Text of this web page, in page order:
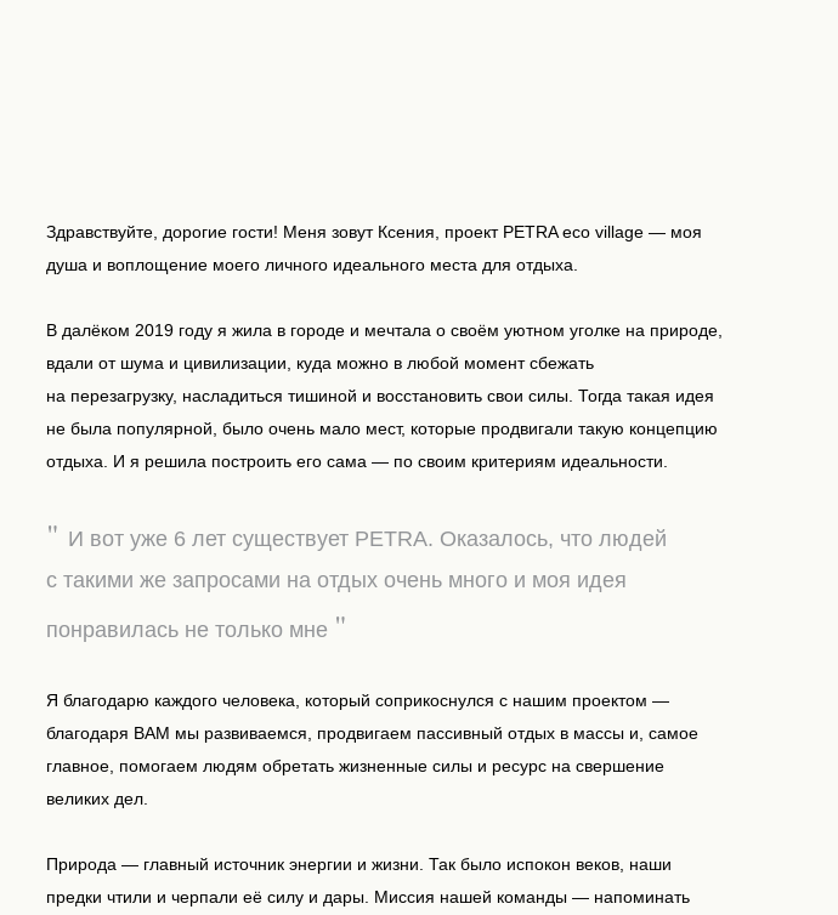
Здравствуйте, дорогие гости! Меня зовут Ксения, проект PETRA eco village — моя
душа и воплощение моего личного идеального места для отдыха.
В далёком 2019 году я жила в городе и мечтала о своём уютном уголке на природе,
вдали от шума и цивилизации, куда можно в любой момент сбежать
на перезагрузку, насладиться тишиной и восстановить свои силы. Тогда такая идея
не была популярной, было очень мало мест, которые продвигали такую концепцию
отдыха. И я решила построить его сама — по своим критериям идеальности.
" И вот уже 6 лет существует PETRA. Оказалось, что людей
с такими же запросами на отдых очень много и моя идея
понравилась не только мне "
Я благодарю каждого человека, который соприкоснулся с нашим проектом —
благодаря ВАМ мы развиваемся, продвигаем пассивный отдых в массы и, самое
главное, помогаем людям обретать жизненные силы и ресурс на свершение
великих дел.
Природа — главный источник энергии и жизни. Так было испокон веков, наши
предки чтили и черпали её силу и дары. Миссия нашей команды — напоминать